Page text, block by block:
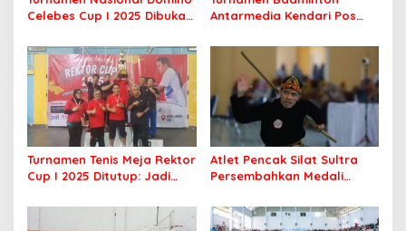
Celebes Cup I 2025 Dibuka,
Perebutkan Hadiah Rp500
Juta
Antarmedia Kendari Pos
Silaturahmi Insan Pers
Turnamen Tenis Meja Rektor
Cup I 2025 Ditutup: Jadi
Akademika UHO
Atlet Pencak Silat Sultra
Persembahkan Medali
2025